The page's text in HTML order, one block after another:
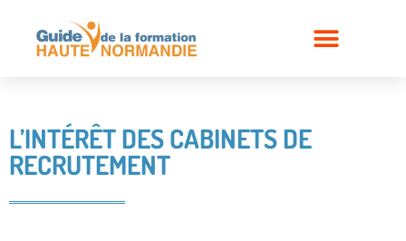
L’INTÉRÊT DES CABINETS DE
RECRUTEMENT